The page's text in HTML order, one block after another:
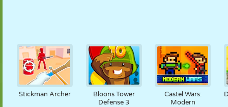
Stickman Archer
Bloons Tower
Defense 3
Castel Wars:
Modern